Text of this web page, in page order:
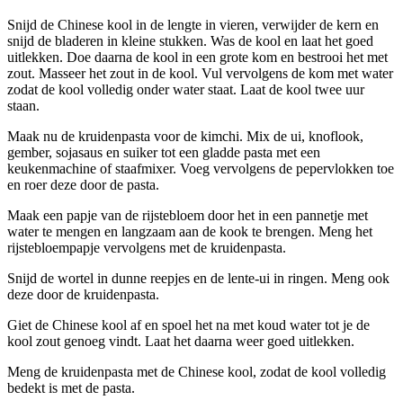
Snijd de Chinese kool in de lengte in vieren, verwijder de kern en
snijd de bladeren in kleine stukken. Was de kool en laat het goed
uitlekken. Doe daarna de kool in een grote kom en bestrooi het met
zout. Masseer het zout in de kool. Vul vervolgens de kom met water
zodat de kool volledig onder water staat. Laat de kool twee uur
staan.
Maak nu de kruidenpasta voor de kimchi. Mix de ui, knoflook,
gember, sojasaus en suiker tot een gladde pasta met een
keukenmachine of staafmixer. Voeg vervolgens de pepervlokken toe
en roer deze door de pasta.
Maak een papje van de rijstebloem door het in een pannetje met
water te mengen en langzaam aan de kook te brengen. Meng het
rijstebloempapje vervolgens met de kruidenpasta.
Snijd de wortel in dunne reepjes en de lente-ui in ringen. Meng ook
deze door de kruidenpasta.
Giet de Chinese kool af en spoel het na met koud water tot je de
kool zout genoeg vindt. Laat het daarna weer goed uitlekken.
Meng de kruidenpasta met de Chinese kool, zodat de kool volledig
bedekt is met de pasta.